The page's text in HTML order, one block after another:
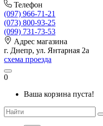
Телефон
(097) 966-71-21
(073) 800-93-25
(099) 731-73-53
Адрес магазина
г. Днепр, ул. Янтарная 2а
схема проезда
0
Ваша корзина пуста!